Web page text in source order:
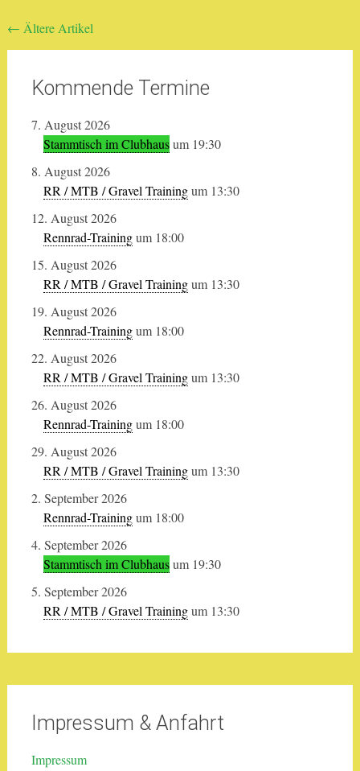
Beitragsnavigation
← Ältere Artikel
Kommende Termine
7. August 2026
Stammtisch im Clubhausum 19:30
8. August 2026
RR / MTB / Gravel Trainingum 13:30
12. August 2026
Rennrad-Trainingum 18:00
15. August 2026
RR / MTB / Gravel Trainingum 13:30
19. August 2026
Rennrad-Trainingum 18:00
22. August 2026
RR / MTB / Gravel Trainingum 13:30
26. August 2026
Rennrad-Trainingum 18:00
29. August 2026
RR / MTB / Gravel Trainingum 13:30
2. September 2026
Rennrad-Trainingum 18:00
4. September 2026
Stammtisch im Clubhausum 19:30
5. September 2026
RR / MTB / Gravel Trainingum 13:30
Impressum & Anfahrt
Impressum